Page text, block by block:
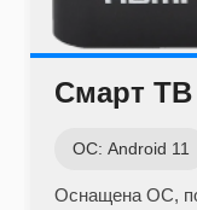
Смарт ТВ
ОС: Android 11
Оснащена ОС,